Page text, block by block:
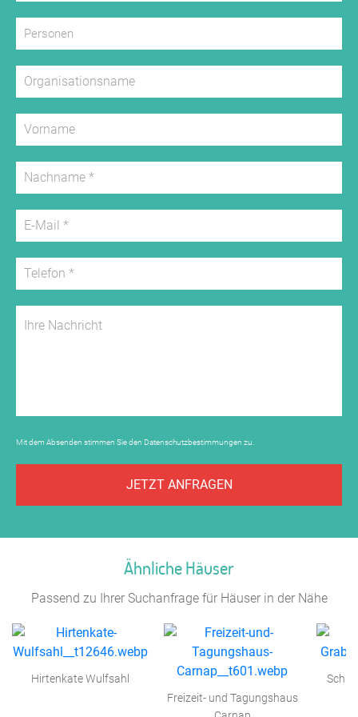
Bitte fragen Sie unseren Preis für IHRE Gruppe bei uns
an.
Wir freuen uns auf Ihre Anfrage- und Ihren
anschliessenden Besuch bei uns an der Elbe.
Mit dem Absenden stimmen Sie den Datenschutzbestimmungen zu.
JETZT ANFRAGEN
Ähnliche Häuser
Passend zu Ihrer Suchanfrage für Häuser in der Nähe
Hirtenkate Wulfsahl
Freizeit- und Tagungshaus